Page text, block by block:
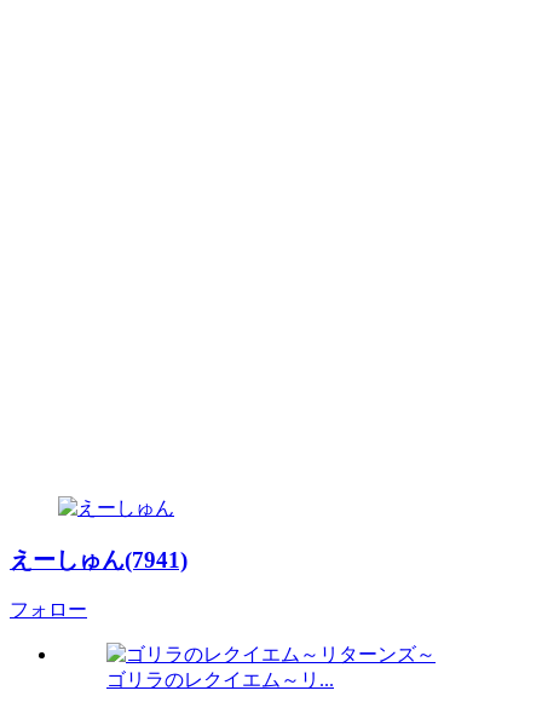
えーしゅん(7941)
フォロー
ゴリラのレクイエム～リ...